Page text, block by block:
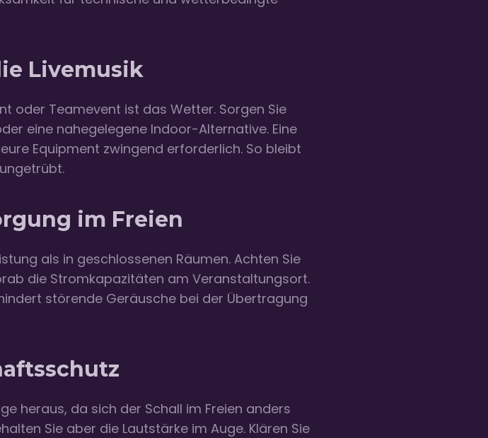
Livemusik
oder Teamevent ist das Wetter. Sorgen Sie
eine nahegelegene Indoor-Alternative. Eine
Equipment zwingend erforderlich. So bleibt
im Freien
als in geschlossenen Räumen. Achten Sie
die Stromkapazitäten am Veranstaltungsort.
störende Geräusche bei der Übertragung
heraus, da sich der Schall im Freien anders
Sie aber die Lautstärke im Auge. Klären Sie